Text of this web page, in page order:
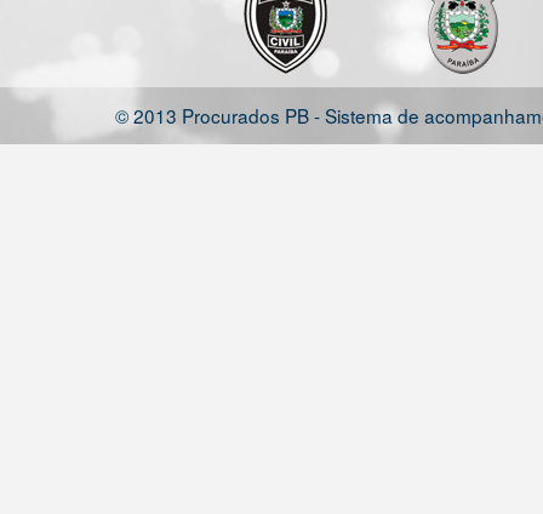
© 2013 Procurados PB - Sistema de